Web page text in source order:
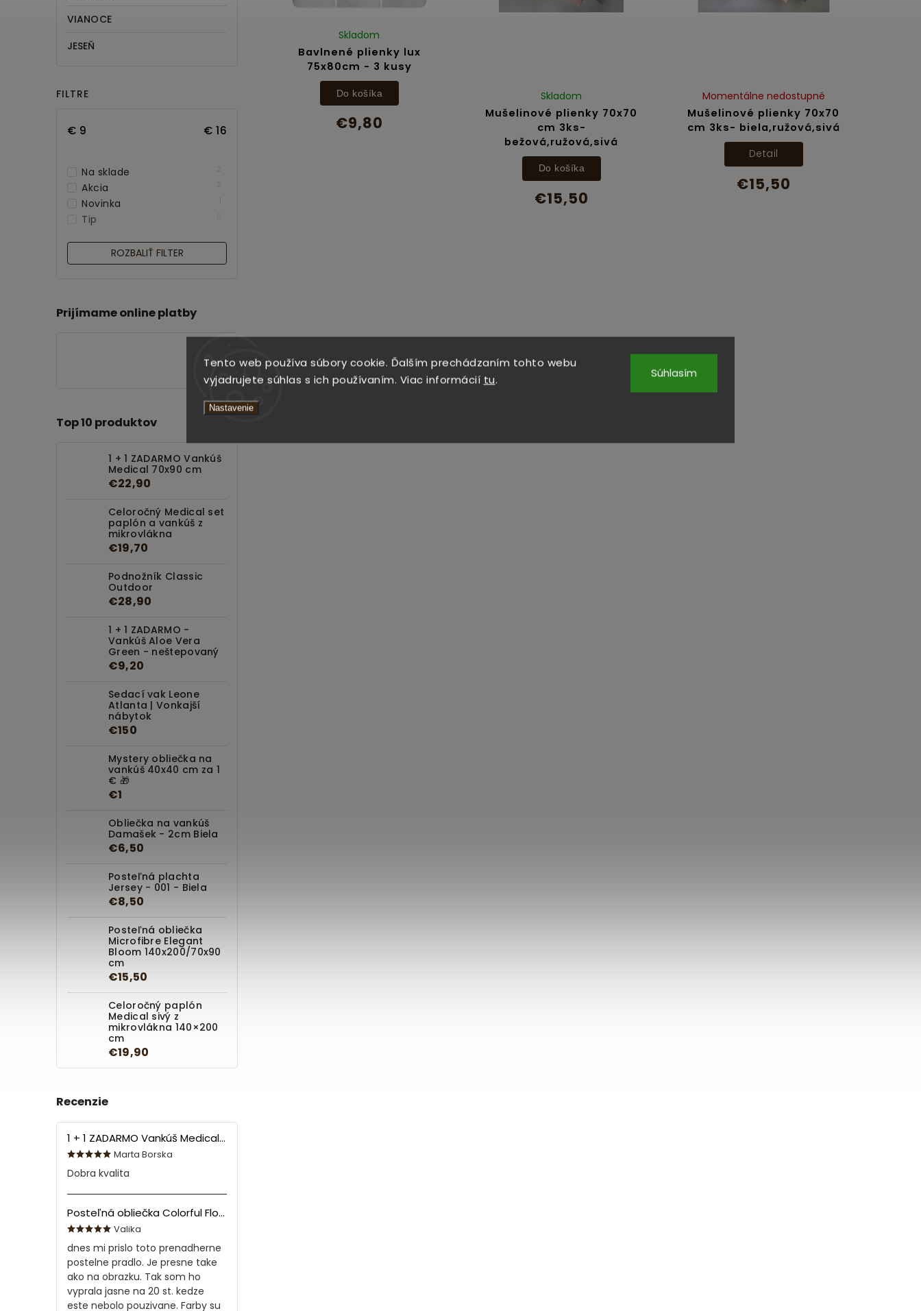
Tento web používa súbory cookie. Ďalším prechádzaním tohto webu
vyjadrujete súhlas s ich používaním. Viac informácií tu.
Nastavenie
Súhlasím
VIANOCE
JESEŇ
FILTRE
€ 9 € 16
Na sklade
Akcia
Novinka
Tip
ROZBALIŤ FILTER
Prijímame online platby
Top 10 produktov
1 + 1 ZADARMO Vankúš
Medical 70x90 cm
€22,90
Celoročný Medical set
paplón a vankúš z
mikrovlákna
€19,70
Podnožník Classic
Outdoor
€28,90
1 + 1 ZADARMO -
Vankúš Aloe Vera
Green - neštepovaný
€9,20
Sedací vak Leone
Atlanta | Vonkajší
nábytok
€150
Mystery obliečka na
vankúš 40x40 cm za 1
€ 🎁
€1
Obliečka na vankúš
Damašek - 2cm Biela
€6,50
Posteľná plachta
Jersey - 001 - Biela
€8,50
Posteľná obliečka
Microfibre Elegant
Bloom 140x200/70x90
cm
€15,50
Celoročný paplón
Medical sivý z
mikrovlákna 140×200
cm
€19,90
Recenzie
1 + 1 ZADARMO Vankúš Medical 70x90 cm
Marta Borska
Dobra kvalita
Posteľná obliečka Colorful Flowers Modrá 140x200/70x90 cm
Valika
dnes mi prislo toto prenadherne
postelne pradlo. Je presne take
ako na obrazku. Tak som ho
vyprala jasne na 20 st. kedze
este nebolo pouzivane. Farby su
Bavlnené plienky lux
75x80cm - 3 kusy
Skladom
€9,80
Do košíka
Mušelinové plienky 70x70
cm 3ks-
bežová,ružová,sivá
Skladom
€15,50
Do košíka
Mušelinové plienky 70x70
cm 3ks- biela,ružová,sivá
Momentálne nedostupné
€15,50
Detail